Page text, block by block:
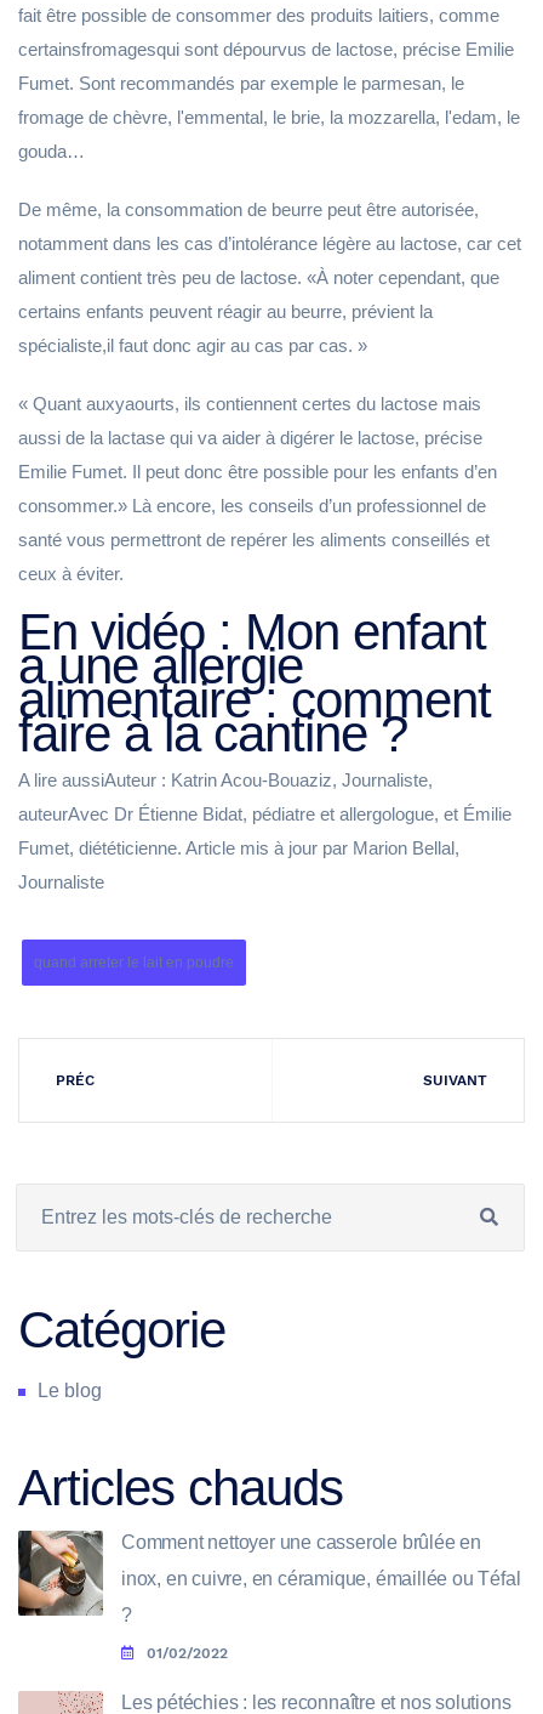
fait être possible de consommer des produits laitiers, comme
certainsfromagesqui sont dépourvus de lactose, précise Emilie
Fumet. Sont recommandés par exemple le parmesan, le
fromage de chèvre, l'emmental, le brie, la mozzarella, l'edam, le
gouda…
De même, la consommation de beurre peut être autorisée,
notamment dans les cas d’intolérance légère au lactose, car cet
aliment contient très peu de lactose. «À noter cependant, que
certains enfants peuvent réagir au beurre, prévient la
spécialiste,il faut donc agir au cas par cas. »
« Quant auxyaourts, ils contiennent certes du lactose mais
aussi de la lactase qui va aider à digérer le lactose, précise
Emilie Fumet. Il peut donc être possible pour les enfants d’en
consommer.» Là encore, les conseils d’un professionnel de
santé vous permettront de repérer les aliments conseillés et
ceux à éviter.
En vidéo : Mon enfant
a une allergie
alimentaire : comment
faire à la cantine ?
A lire aussiAuteur : Katrin Acou-Bouaziz, Journaliste,
auteurAvec Dr Étienne Bidat, pédiatre et allergologue, et Émilie
Fumet, diététicienne. Article mis à jour par Marion Bellal,
Journaliste
quand arreter le lait en poudre
PRÉC SUIVANT
Catégorie
Le blog
Articles chauds
Comment nettoyer une casserole brûlée en
inox, en cuivre, en céramique, émaillée ou Téfal
?
01/02/2022
Les pétéchies : les reconnaître et nos solutions